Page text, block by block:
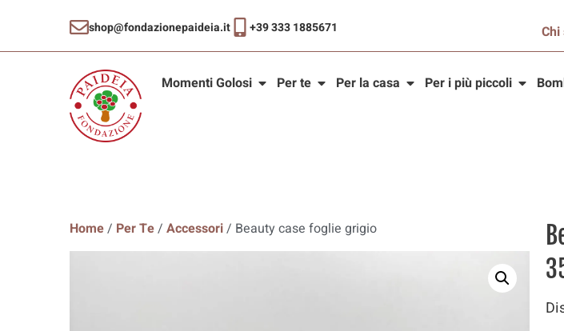
shop@fondazionepaideia.it +39 333 1885671
Momenti Golosi Per te Per la casa Per i più piccoli
Home/ Per Te/Accessori/ Beauty case foglie grigio